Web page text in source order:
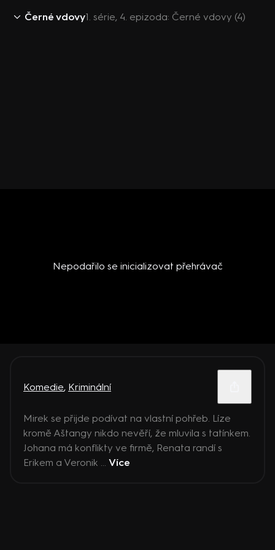
Černé vdovy1. série, 4. epizoda: Černé vdovy (4)
Nepodařilo se inicializovat přehrávač
Komedie, Kriminální
Mirek se přijde podívat na vlastní pohřeb. Líze
kromě Aštangy nikdo nevěří, že mluvila s tatínkem.
Johana má konflikty ve firmě, Renata randí s
Erikem a Veronik ... Více